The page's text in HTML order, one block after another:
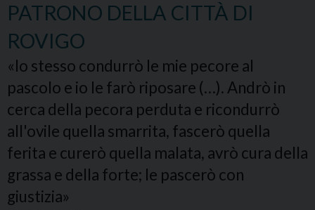
PATRONO DELLA CITTÀ DI
ROVIGO
«Io stesso condurrò le mie pecore al
pascolo e io le farò riposare (…). Andrò in
cerca della pecora perduta e ricondurrò
all'ovile quella smarrita, fascerò quella
ferita e curerò quella malata, avrò cura della
grassa e della forte; le pascerò con
giustizia»